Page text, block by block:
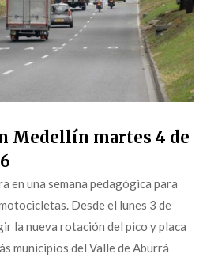
Medellín martes 4 de
en una semana pedagógica para
Desde el lunes 3 de
la nueva rotación del pico y placa
municipios del Valle de Aburrá